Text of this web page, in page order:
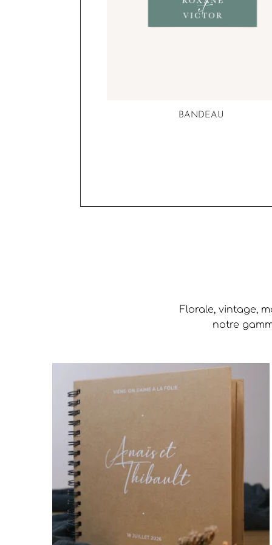
BANDEAU
Florale, vintage,
notre